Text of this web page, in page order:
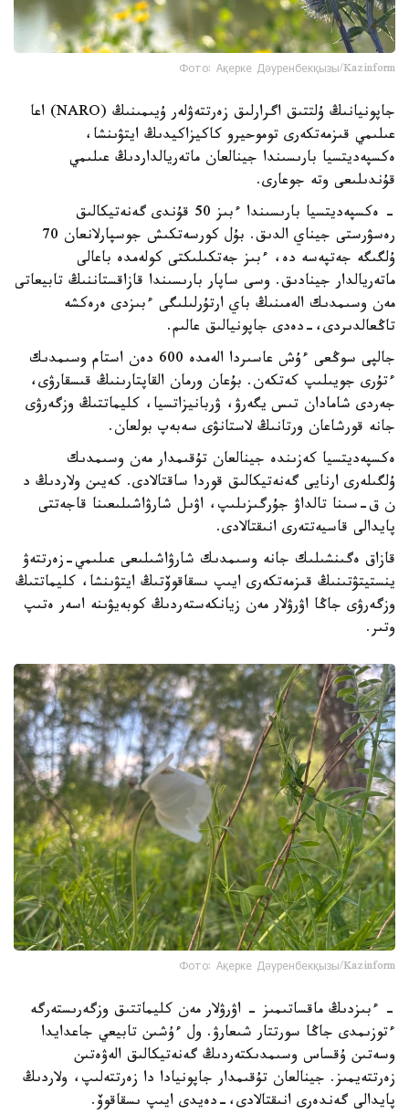
Фото: Ақерке Дәуренбекқызы/Kazinform
جاپونيانىڭ ۇلتتىق اگرارلىق زەرتتەۋلەر ۇيىمىنىڭ (NARO) اعا
عىلىمي قىزمەتكەرى توموحيرو كاكيزاكيدىڭ ايتۋىنشا،
ەكسپەديتسيا بارىسىندا جينالعان ماتەريالداردىڭ عىلىمي
قۇندىلىعى وتە جوعارى.
- ەكسپەديتسيا بارىسىندا ءبىز 50 قۇندى گەنەتيكالىق
رەسۋرستى جيناي الدىق. بۇل كورسەتكىش جوسپارلانعان 70
ۇلگىگە جەتپەسە دە، ءبىز جەتكىلىكتى كولەمدە باعالى
ماتەريالدار جينادىق. وسى ساپار بارىسىندا قازاقستاننىڭ تابيعاتى
مەن وسىمدىك الەمىنىڭ باي ارتۇرلىلىگى ءبىزدى ەرەكشە
تاڭعالدىردى،-دەدى جاپونيالىق عالىم.
جالپى سوڭعى ءۇش عاسىردا الەمدە 600 دەن استام وسىمدىك
ءتۇرى جويىلىپ كەتكەن. بۇعان ورمان القاپتارىنىڭ قىسقارۋى،
جەردى شامادان تىس يگەرۋ، ۋربانيزاتسيا، كليماتتىڭ وزگەرۋى
جانە قورشاعان ورتانىڭ لاستانۋى سەبەپ بولعان.
ەكسپەديتسيا كەزىندە جينالعان تۇقىمدار مەن وسىمدىك
ۇلگىلەرى ارنايى گەنەتيكالىق قوردا ساقتالادى. كەيىن ولاردىڭ د
ن ق-سىنا تالداۋ جۇرگىزىلىپ، اۋىل شارۋاشىلىعىنا قاجەتتى
پايدالى قاسيەتتەرى انىقتالادى.
قازاق ەگىنشىلىك جانە وسىمدىك شارۋاشىلىعى عىلىمي-زەرتتەۋ
ينستيتۋتىنىڭ قىزمەتكەرى ايىپ ىسقاقوۆتىڭ ايتۋىنشا، كليماتتىڭ
وزگەرۋى جاڭا اۋرۋلار مەن زيانكەستەردىڭ كوبەيۋىنە اسەر ەتىپ
وتىر.
Фото: Ақерке Дәуренбекқызы/Kazinform
- ءبىزدىڭ ماقساتىمىز - اۋرۋلار مەن كليماتتىق وزگەرىستەرگە
ءتوزىمدى جاڭا سورتتار شىعارۋ. ول ءۇشىن تابيعي جاعدايدا
وسەتىن ۇقساس وسىمدىكتەردىڭ گەنەتيكالىق الەۋەتىن
زەرتتەيمىز. جينالعان تۇقىمدار جاپونيادا دا زەرتتەلىپ، ولاردىڭ
پايدالى گەندەرى انىقتالادى،-دەيدى ايىپ ىسقاقوۆ.